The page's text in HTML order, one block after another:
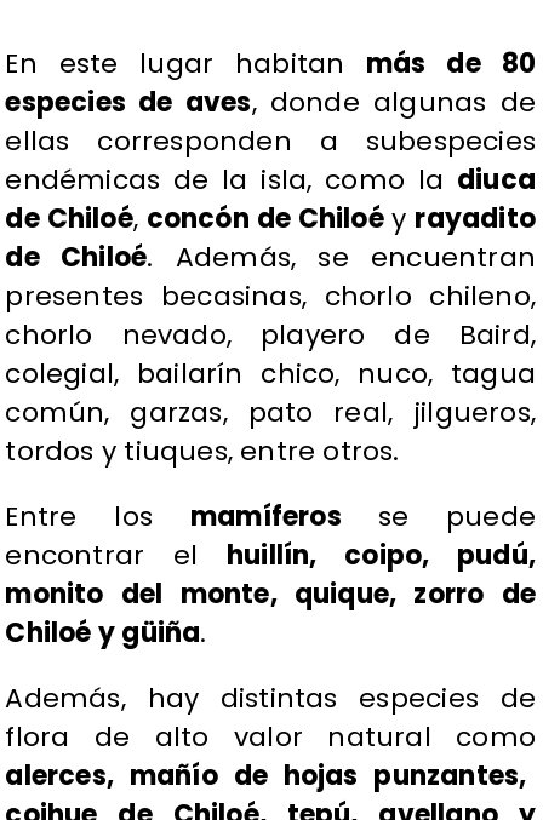
En este lugar habitan más de 80
especies de aves, donde algunas de
ellas corresponden a subespecies
endémicas de la isla, como la diuca
de Chiloé, concón de Chiloéy rayadito
de Chiloé. Además, se encuentran
presentes becasinas, chorlo chileno,
chorlo nevado, playero de Baird,
colegial, bailarín chico, nuco, tagua
común, garzas, pato real, jilgueros,
tordos y tiuques, entre otros.
Entre los mamíferos se puede
encontrar el huillín, coipo, pudú,
monito del monte, quique, zorro de
Chiloé y güiña.
Además, hay distintas especies de
flora de alto valor natural como
alerces, mañío de hojas punzantes,